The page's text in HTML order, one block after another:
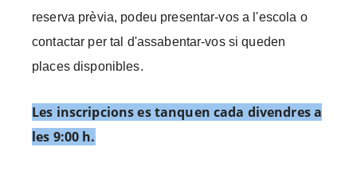
reserva prèvia, podeu presentar-vos a l'escola o
contactar per tal d'assabentar-vos si queden
places disponibles.
Les inscripcions es tanquen cada divendres a
les 9:00 h.